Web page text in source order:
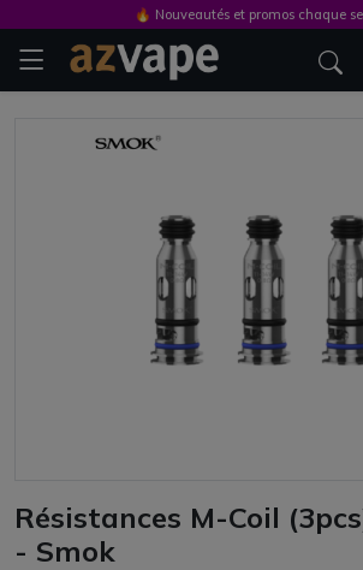
Résistances M-Coil
- Smok
🔥 Nouveautés et promos chaque